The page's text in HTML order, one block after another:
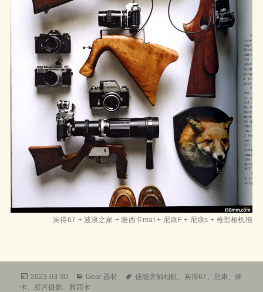
宾得67 + 波浪之家 + 雅西卡mat + 尼康F + 尼康s + 枪型相机拖
发
布
2023-03-30
分
类
Gear 器材
标
佳能旁轴相机、 宾得67 、 尼康 、徕
卡 、 胶片摄影 、雅西卡